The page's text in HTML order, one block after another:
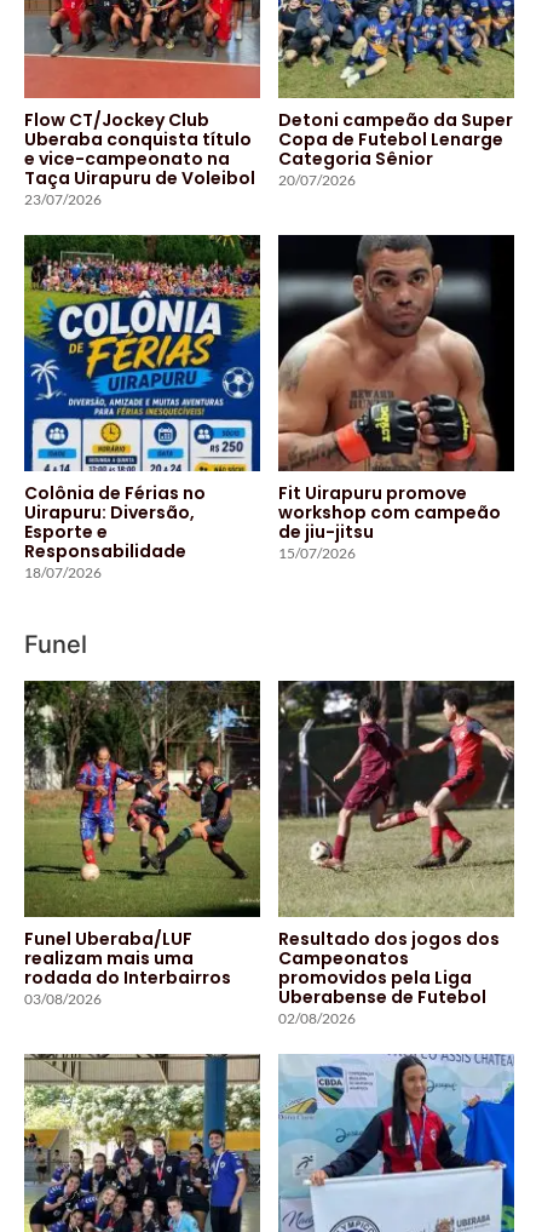
Flow CT/Jockey Club
Uberaba conquista título
e vice-campeonato na
Taça Uirapuru de Voleibol
23/07/2026
Detoni campeão da Super
Copa de Futebol Lenarge
Categoria Sênior
20/07/2026
Colônia de Férias no
Uirapuru: Diversão,
Esporte e
Responsabilidade
18/07/2026
Fit Uirapuru promove
workshop com campeão
de jiu-jitsu
15/07/2026
Funel
Funel Uberaba/LUF
realizam mais uma
rodada do Interbairros
03/08/2026
Resultado dos jogos dos
Campeonatos
promovidos pela Liga
Uberabense de Futebol
02/08/2026